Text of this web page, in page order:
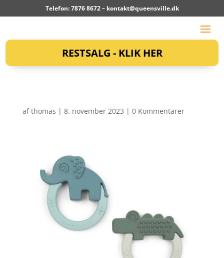
Telefon: 7876 8672 – kontakt@queensville.dk
RESTSALG - KLIK HER
afthomas | 8. november 2023 | 0 Kommentarer